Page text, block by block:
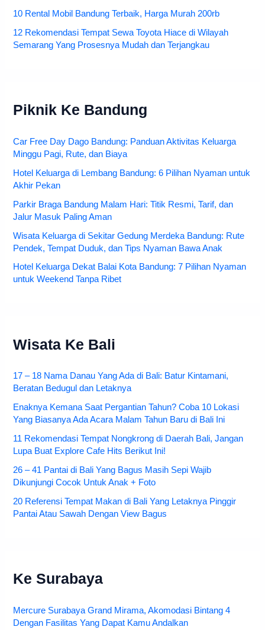
10 Rental Mobil Bandung Terbaik, Harga Murah 200rb
12 Rekomendasi Tempat Sewa Toyota Hiace di Wilayah
Semarang Yang Prosesnya Mudah dan Terjangkau
Piknik Ke Bandung
Car Free Day Dago Bandung: Panduan Aktivitas Keluarga
Minggu Pagi, Rute, dan Biaya
Hotel Keluarga di Lembang Bandung: 6 Pilihan Nyaman untuk
Akhir Pekan
Parkir Braga Bandung Malam Hari: Titik Resmi, Tarif, dan
Jalur Masuk Paling Aman
Wisata Keluarga di Sekitar Gedung Merdeka Bandung: Rute
Pendek, Tempat Duduk, dan Tips Nyaman Bawa Anak
Hotel Keluarga Dekat Balai Kota Bandung: 7 Pilihan Nyaman
untuk Weekend Tanpa Ribet
Wisata Ke Bali
17 – 18 Nama Danau Yang Ada di Bali: Batur Kintamani,
Beratan Bedugul dan Letaknya
Enaknya Kemana Saat Pergantian Tahun? Coba 10 Lokasi
Yang Biasanya Ada Acara Malam Tahun Baru di Bali Ini
11 Rekomendasi Tempat Nongkrong di Daerah Bali, Jangan
Lupa Buat Explore Cafe Hits Berikut Ini!
26 – 41 Pantai di Bali Yang Bagus Masih Sepi Wajib
Dikunjungi Cocok Untuk Anak + Foto
20 Referensi Tempat Makan di Bali Yang Letaknya Pinggir
Pantai Atau Sawah Dengan View Bagus
Ke Surabaya
Mercure Surabaya Grand Mirama, Akomodasi Bintang 4
Dengan Fasilitas Yang Dapat Kamu Andalkan